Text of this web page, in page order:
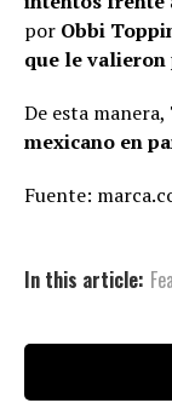
por Obbi
que le
De esta
mexicano en
Fuente:
In this article: